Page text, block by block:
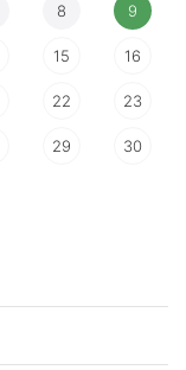
8 9
15 16
22 23
29 30